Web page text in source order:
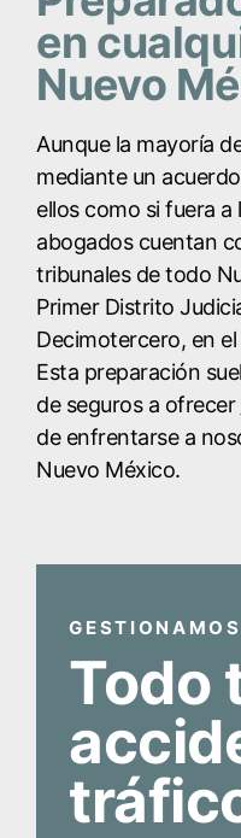
en
Nuevo
Aunque la mayoría
mediante un
ellos como si fuera a
abogados cuentan
tribunales de todo
Primer Distrito
Decimotercero, en
Esta preparación
de seguros a ofrecer
de enfrentarse a
Nuevo México.
GESTIONAMOS
Todo